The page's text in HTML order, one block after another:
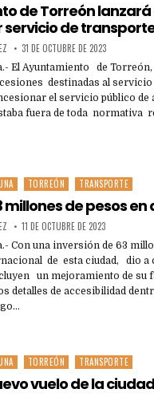
de Torreón
servicio de
31 DE OCTUBRE DE 2023
El Ayuntamiento de
destinadas al
el servicio público de
fuera de toda normativa
TORREÓN TRANSPORTE
millones de pesos
11 DE OCTUBRE DE 2023
Con una inversión de 63
de esta ciudad, dio a
un mejoramiento de su
detalles de accesibilidad
TORREÓN TRANSPORTE
vuelo de la